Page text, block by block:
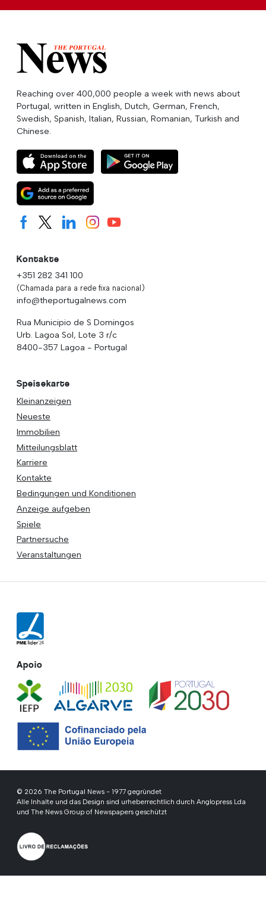
Reaching over 400,000 people a week with news about
Portugal, written in English, Dutch, German, French,
Swedish, Spanish, Italian, Russian, Romanian, Turkish and
Chinese.
Kontakte
+351 282 341 100
(Chamada para a rede fixa nacional)
info@theportugalnews.com
Rua Municipio de S Domingos
Urb. Lagoa Sol, Lote 3 r/c
8400-357 Lagoa - Portugal
Speisekarte
Kleinanzeigen
Neueste
Immobilien
Mitteilungsblatt
Karriere
Kontakte
Bedingungen und Konditionen
Anzeige aufgeben
Spiele
Partnersuche
Veranstaltungen
Apoio
© 2026 The Portugal News - 1977 gegründet
Alle Inhalte und das Design sind urheberrechtlich durch Anglopress Lda
und The News Group of Newspapers geschützt